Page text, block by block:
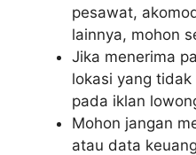
pesawat,
lainnya, mohon
Jika menerima
lokasi yang
pada iklan
Mohon jangan
atau data